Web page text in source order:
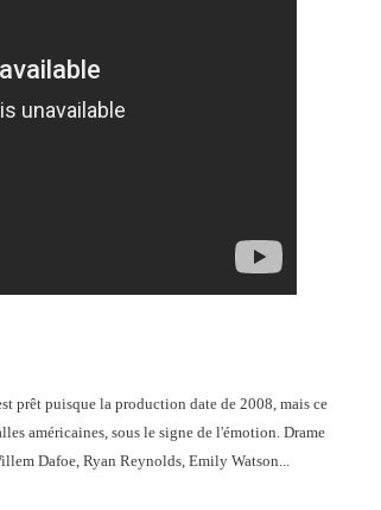
prêt puisque la production date de 2008, mais ce
américaines, sous le signe de l'émotion. Drame
Dafoe, Ryan Reynolds, Emily Watson...